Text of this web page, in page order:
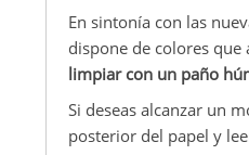
En sintonía con las
dispone de colores
limpiar con un paño
Si deseas alcanzar un
posterior del papel y